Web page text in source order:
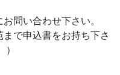
問い合わせ下さい。
で申込書をお持ち下さ